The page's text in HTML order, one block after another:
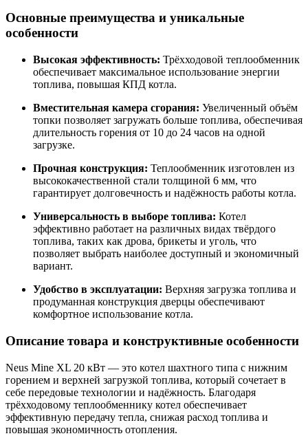
Основные преимущества и уникальные
особенности
Высокая эффективность: Трёхходовой теплообменник
обеспечивает максимальное использование энергии
топлива, повышая КПД котла.
Вместительная камера сгорания: Увеличенный объём
топки позволяет загружать больше топлива, обеспечивая
длительность горения от 10 до 24 часов на одной
загрузке.
Прочная конструкция: Теплообменник изготовлен из
высококачественной стали толщиной 6 мм, что
гарантирует долговечность и надёжность работы котла.
Универсальность в выборе топлива: Котел
эффективно работает на различных видах твёрдого
топлива, таких как дрова, брикеты и уголь, что
позволяет выбрать наиболее доступный и экономичный
вариант.
Удобство в эксплуатации: Верхняя загрузка топлива и
продуманная конструкция дверцы обеспечивают
комфортное использование котла.
Описание товара и конструктивные особенности
Neus Mine XL 20 кВт — это котел шахтного типа с нижним
горением и верхней загрузкой топлива, который сочетает в
себе передовые технологии и надёжность. Благодаря
трёхходовому теплообменнику котел обеспечивает
эффективную передачу тепла, снижая расход топлива и
повышая экономичность отопления.